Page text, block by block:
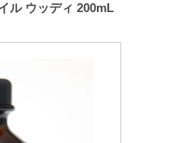
ル ウッディ 200mL